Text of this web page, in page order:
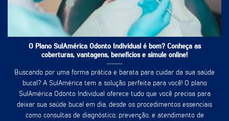
O Plano SulAmérica Odonto Individual é bom? Conheça as
coberturas, vantagens, benefícios e simule online!
Buscando por uma forma prática e barata para cuidar da sua saúde
bucal? A SulAmérica tem a solução perfeita para você! O plano
SulAmérica Odonto Individual oferece tudo que você precisa para
deixar sua saúde bucal em dia, desde os procedimentos essenciais
como consultas de diagnóstico, prevenção, e atendimento de